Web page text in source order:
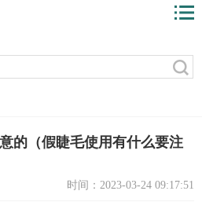
的（假睫毛使用有什么要注
时间：2023-03-24 09:17:51